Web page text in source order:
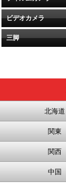
ビデオカメラ
三脚
北海道
関東
関西
中国